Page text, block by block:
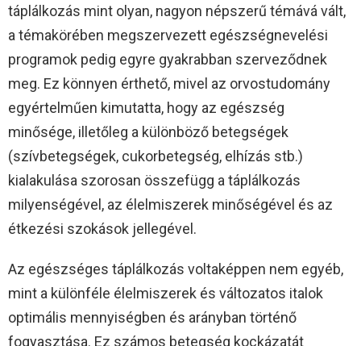
táplálkozás mint olyan, nagyon népszerű témává vált,
a témakörében megszervezett egészségnevelési
programok pedig egyre gyakrabban szerveződnek
meg. Ez könnyen érthető, mivel az orvostudomány
egyértelműen kimutatta, hogy az egészség
minősége, illetőleg a különböző betegségek
(szívbetegségek, cukorbetegség, elhízás stb.)
kialakulása szorosan összefügg a táplálkozás
milyenségével, az élelmiszerek minőségével és az
étkezési szokások jellegével.
Az egészséges táplálkozás voltaképpen nem egyéb,
mint a különféle élelmiszerek és változatos italok
optimális mennyiségben és arányban történő
fogyasztása. Ez számos betegség kockázatát